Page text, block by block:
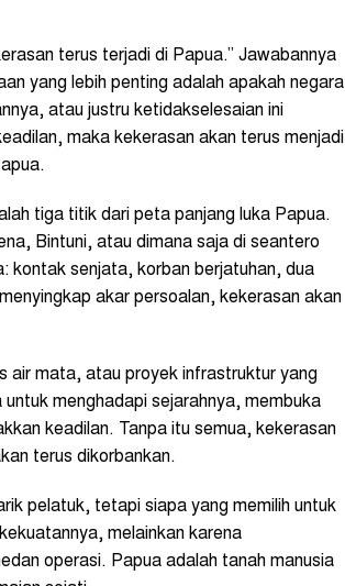
terus terjadi di Papua.” Jawabannya
yang lebih penting adalah apakah negara
atau justru ketidakselesaian ini
maka kekerasan akan terus menjadi
tiga titik dari peta panjang luka Papua.
Bintuni, atau dimana saja di seantero
kontak senjata, korban berjatuhan, dua
akar persoalan, kekerasan akan
air mata, atau proyek infrastruktur yang
menghadapi sejarahnya, membuka
keadilan. Tanpa itu semua, kekerasan
terus dikorbankan.
pelatuk, tetapi siapa yang memilih untuk
melainkan karena
operasi. Papua adalah tanah manusia